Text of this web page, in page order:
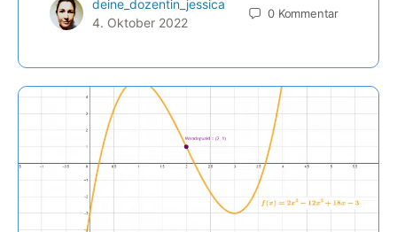
deine_dozentin_jessica
4. Oktober 2022
0 Kommentar